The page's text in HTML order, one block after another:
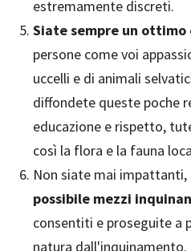
estremamente discreti.
Siate sempre un ottimo
persone come voi
uccelli e di animali
diffondete queste poche
educazione e rispetto,
così la flora e la fauna
Non siate mai impattanti,
possibile mezzi
consentiti e proseguite a
natura dall'inquinamento.